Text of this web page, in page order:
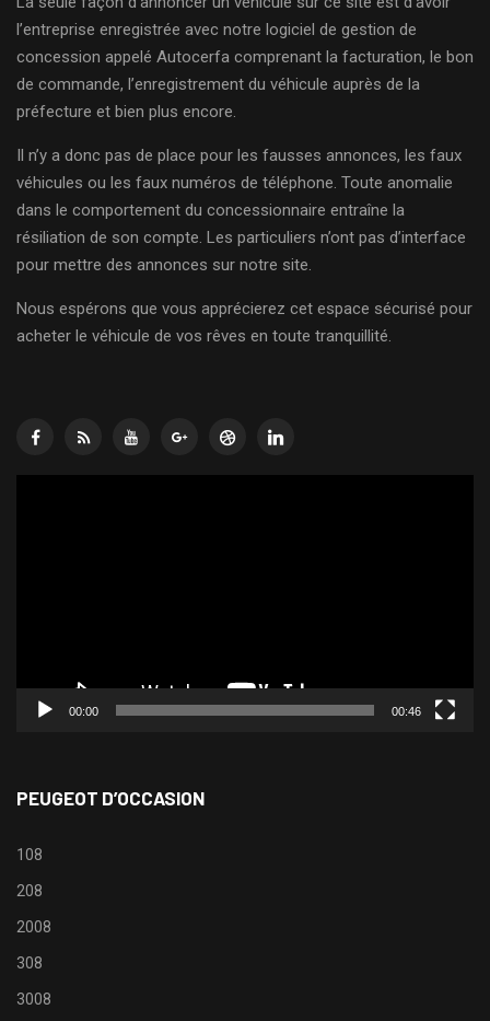
l’entreprise enregistrée avec notre logiciel de gestion de
concession appelé Autocerfa comprenant la facturation, le bon
de commande, l’enregistrement du véhicule auprès de la
préfecture et bien plus encore.
Il n’y a donc pas de place pour les fausses annonces, les faux
véhicules ou les faux numéros de téléphone. Toute anomalie
dans le comportement du concessionnaire entraîne la
résiliation de son compte. Les particuliers n’ont pas d’interface
pour mettre des annonces sur notre site.
Nous espérons que vous apprécierez cet espace sécurisé pour
acheter le véhicule de vos rêves en toute tranquillité.
00:00 00:46
PEUGEOT D’OCCASION
108
208
2008
308
3008